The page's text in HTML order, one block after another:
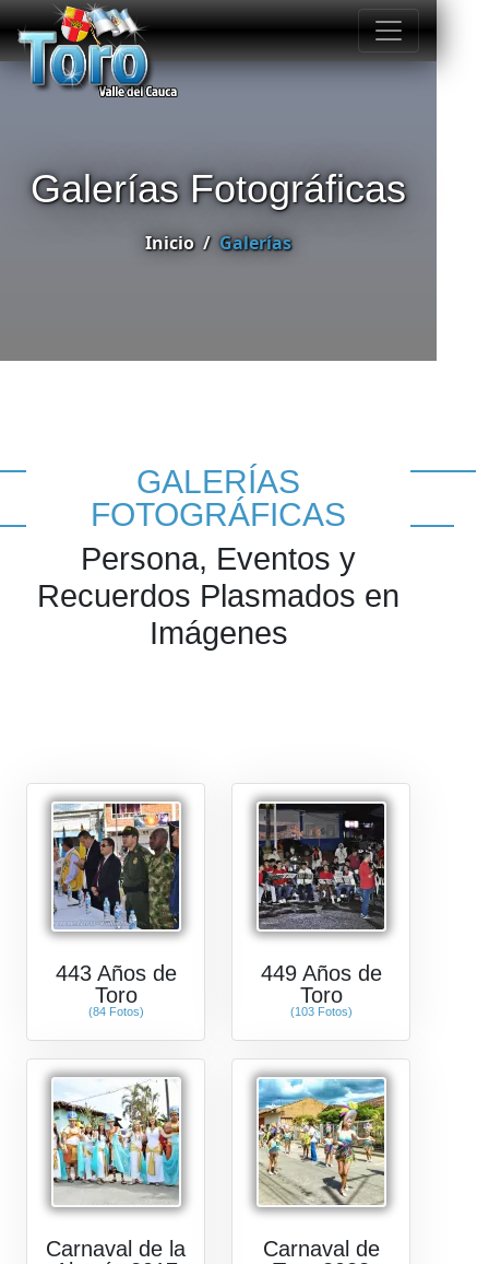
Galerías Fotográficas
Inicio Galerías
GALERÍAS
FOTOGRÁFICAS
Persona, Eventos y
Recuerdos Plasmados en
Imágenes
443 Años de
Toro
(84 Fotos)
449 Años de
Toro
(103 Fotos)
Carnaval de la
Carnaval de